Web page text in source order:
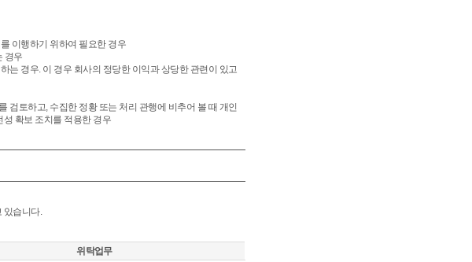
이행하기 위하여 필요한 경우
경우
는 경우. 이 경우 회사의 정당한 이익과 상당한 관련이 있고
검토하고, 수집한 정황 또는 처리 관행에 비추어 볼 때 개인
확보 조치를 적용한 경우
있습니다.
위탁업무